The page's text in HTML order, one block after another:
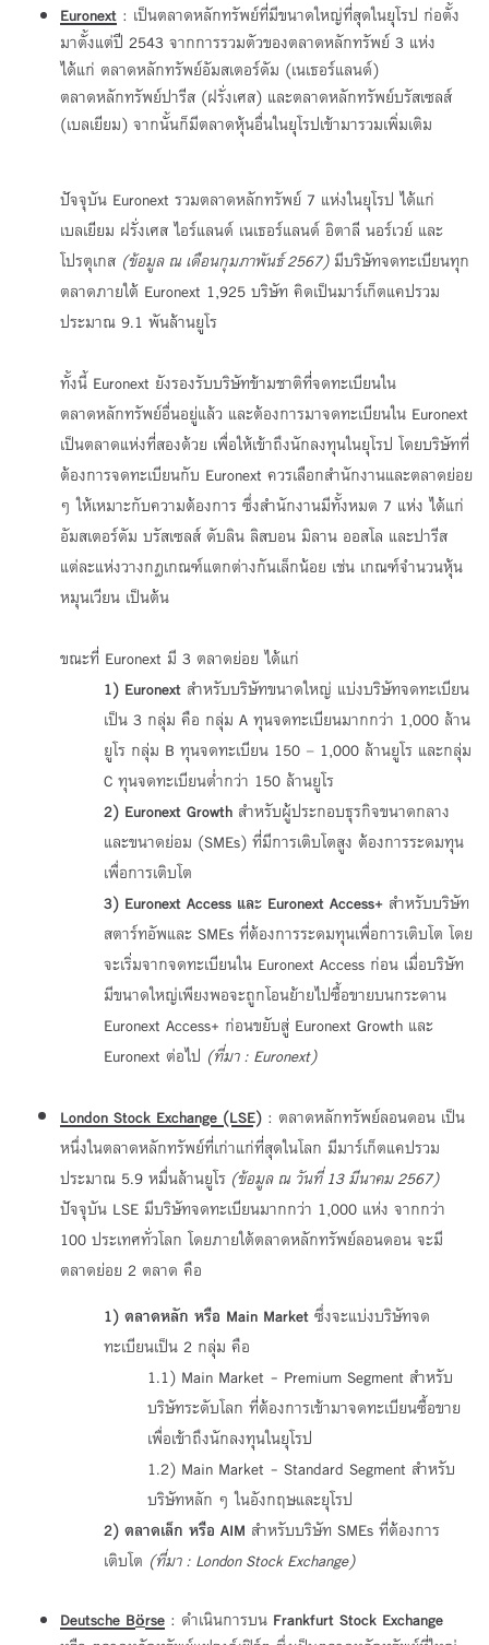
Euronext : เป็นตลาดหลักทรัพย์ที่มีขนาดใหญ่ที่สุดในยุโรป ก่อตั้ง
มาตั้งแต่ปี 2543 จากการรวมตัวของตลาดหลักทรัพย์ 3 แห่ง
ได้แก่ ตลาดหลักทรัพย์อัมสเตอร์ดัม (เนเธอร์แลนด์)
ตลาดหลักทรัพย์ปารีส (ฝรั่งเศส) และตลาดหลักทรัพย์บรัสเซลส์
(เบลเยียม) จากนั้นก็มีตลาดหุ้นอื่นในยุโรปเข้ามารวมเพิ่มเติม
ปัจจุบัน Euronext รวมตลาดหลักทรัพย์ 7 แห่งในยุโรป ได้แก่
เบลเยียม ฝรั่งเศส ไอร์แลนด์ เนเธอร์แลนด์ อิตาลี นอร์เวย์ และ
โปรตุเกส (ข้อมูล ณ เดือนกุมภาพันธ์2567)มีบริษัทจดทะเบียนทุก
ตลาดภายใต้ Euronext 1,925 บริษัท คิดเป็นมาร์เก็ตแคปรวม
ประมาณ 9.1 พันล้านยูโร
ทั้งนี้ Euronext ยังรองรับบริษัทข้ามชาติที่จดทะเบียนใน
ตลาดหลักทรัพย์อื่นอยู่แล้ว และต้องการมาจดทะเบียนใน Euronext
เป็นตลาดแห่งที่สองด้วย เพื่อให้เข้าถึงนักลงทุนในยุโรป โดยบริษัทที่
ต้องการจดทะเบียนกับ Euronext ควรเลือกสำนักงานและตลาดย่อย
ๆ ให้เหมาะกับความต้องการ ซึ่งสำนักงานมีทั้งหมด 7 แห่ง ได้แก่
อัมสเตอร์ดัม บรัสเซลส์ ดับลิน ลิสบอน มิลาน ออสโล และปารีส
แต่ละแห่งวางกฎเกณฑ์แตกต่างกันเล็กน้อย เช่น เกณฑ์จำนวนหุ้น
หมุนเวียน เป็นต้น
ขณะที่ Euronext มี 3 ตลาดย่อย ได้แก่
1) Euronext สำหรับบริษัทขนาดใหญ่ แบ่งบริษัทจดทะเบียน
เป็น 3 กลุ่ม คือ กลุ่ม A ทุนจดทะเบียนมากกว่า 1,000 ล้าน
ยูโร กลุ่ม B ทุนจดทะเบียน 150 – 1,000 ล้านยูโร และกลุ่ม
C ทุนจดทะเบียนต่ำกว่า 150 ล้านยูโร
2) Euronext Growth สำหรับผู้ประกอบธุรกิจขนาดกลาง
และขนาดย่อม (SMEs) ที่มีการเติบโตสูง ต้องการระดมทุน
เพื่อการเติบโต
3) Euronext Access และ Euronext Access+ สำหรับบริษัท
สตาร์ทอัพและ SMEs ที่ต้องการระดมทุนเพื่อการเติบโต โดย
จะเริ่มจากจดทะเบียนใน Euronext Access ก่อน เมื่อบริษัท
มีขนาดใหญ่เพียงพอจะถูกโอนย้ายไปซื้อขายบนกระดาน
Euronext Access+ ก่อนขยับสู่ Euronext Growth และ
Euronext ต่อไป (ที่มา: Euronext)
London Stock Exchange (LSE) : ตลาดหลักทรัพย์ลอนดอน เป็น
หนึ่งในตลาดหลักทรัพย์ที่เก่าแก่ที่สุดในโลก มีมาร์เก็ตแคปรวม
ประมาณ 5.9 หมื่นล้านยูโร (ข้อมูล ณ วันที่13 มีนาคม 2567)
ปัจจุบัน LSE มีบริษัทจดทะเบียนมากกว่า 1,000 แห่ง จากกว่า
100 ประเทศทั่วโลก โดยภายใต้ตลาดหลักทรัพย์ลอนดอน จะมี
ตลาดย่อย 2 ตลาด คือ
1) ตลาดหลัก หรือ Main Market ซึ่งจะแบ่งบริษัทจด
ทะเบียนเป็น 2 กลุ่ม คือ
1.1) Main Market - Premium Segment สำหรับ
บริษัทระดับโลก ที่ต้องการเข้ามาจดทะเบียนซื้อขาย
เพื่อเข้าถึงนักลงทุนในยุโรป
1.2) Main Market - Standard Segment สำหรับ
บริษัทหลัก ๆ ในอังกฤษและยุโรป
2) ตลาดเล็ก หรือ AIM สำหรับบริษัท SMEs ที่ต้องการ
เติบโต (ที่มา: London Stock Exchange)
Deutsche Börse : ดำเนินการบน Frankfurt Stock Exchange